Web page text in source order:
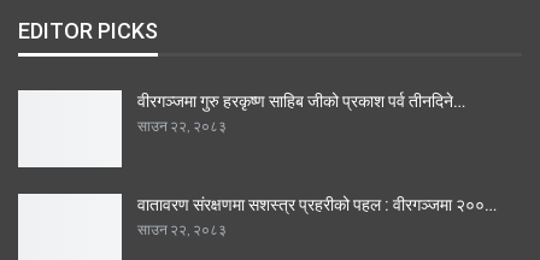
EDITOR PICKS
वीरगञ्जमा गुरु हरकृष्ण साहिब जीको प्रकाश पर्व तीनदिने…
साउन २२, २०८३
वातावरण संरक्षणमा सशस्त्र प्रहरीको पहल : वीरगञ्जमा २००…
साउन २२, २०८३